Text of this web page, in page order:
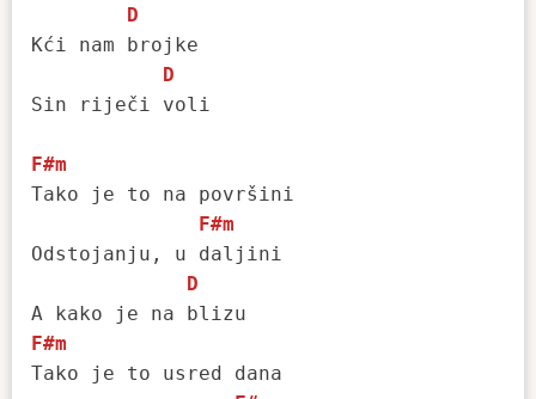
D
Kći nam brojke
D
Sin riječi voli
F#m
Tako je to na površini
F#m
Odstojanju, u daljini
D
F#m
Tako je to usred dana